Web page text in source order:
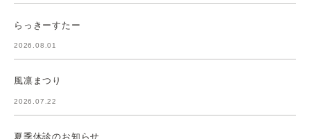
らっきーすたー
2026.08.01
風凛まつり
2026.07.22
夏季休診のお知らせ